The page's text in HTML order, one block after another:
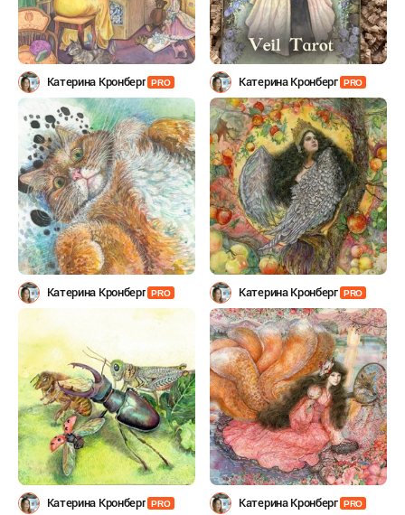
Катерина Кронберг PRO Катерина Кронберг PRO
Катерина Кронберг PRO Катерина Кронберг PRO
Катерина Кронберг PRO Катерина Кронберг PRO